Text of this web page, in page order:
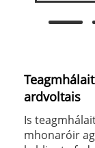
ardvoltais
Is
mhonaróir